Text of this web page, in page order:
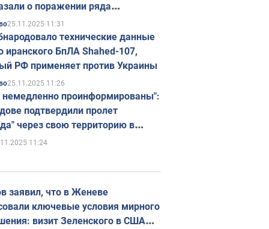
о поражении ряда
объектов России
25.11.2025 11:31
технические данные
иранского БпЛА Shahed-107,
РФ применяет против Украины
25.11.2025 11:26
проинформированы":
подтвердили пролет
через свою территорию в
11:24
заявил, что в Женеве
ключевые условия мирного
визит Зеленского в США